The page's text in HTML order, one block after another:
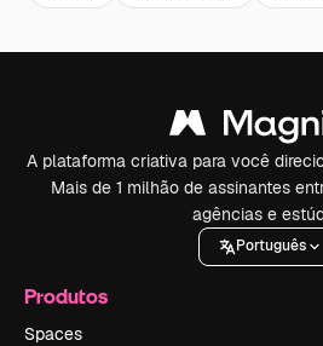
A plataforma criativa para você
Mais de 1 milhão de assinantes
agências e
Português
Produtos
Spaces